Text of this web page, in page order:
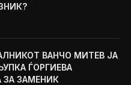
ВАНЧО МИТЕВ ЈА
ЃОРГИЕВА
ЗА ЗАМЕНИК